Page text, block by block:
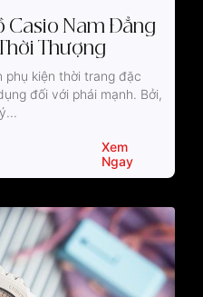
Casio Nam Đẳng
Thượng
kiện thời trang đặc
đối với phái mạnh. Bởi,
Xem
Ngay